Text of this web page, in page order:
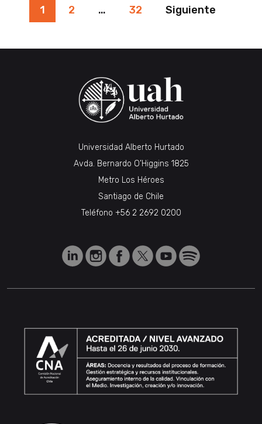
Paginación
entradas
1 2 … 32 Siguiente
Universidad Alberto Hurtado
Avda. Bernardo O’Higgins 1825
Metro Los Héroes
Santiago de Chile
Teléfono +56 2 2692 0200